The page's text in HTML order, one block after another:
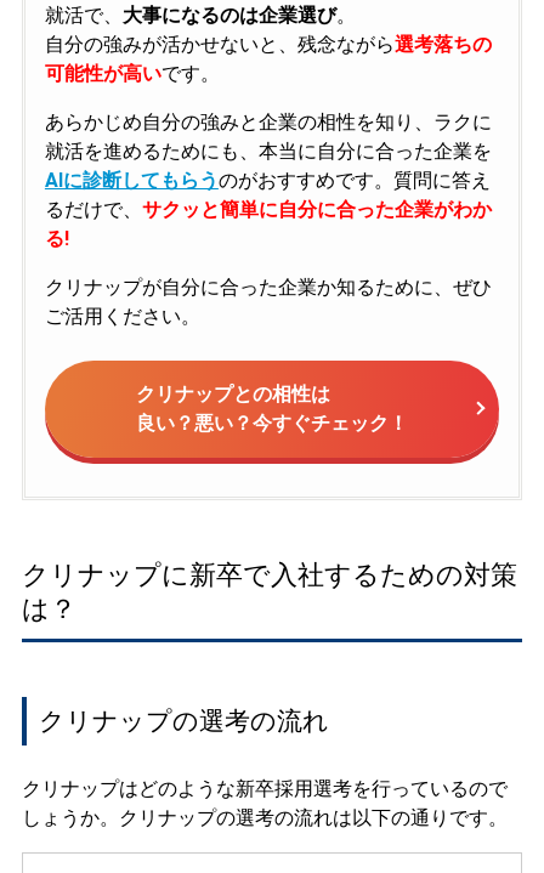
就活で、 大事になるのは企業選び。
自分の強みが活かせないと、残念ながら選考落ちの
可能性が高いです。
あらかじめ自分の強みと企業の相性を知り、ラクに
就活を進めるためにも、本当に自分に合った企業を
AIに診断してもらうのがおすすめです。質問に答え
るだけで、 サクッと簡単に自分に合った企業がわか
る!
クリナップが自分に合った企業か知るために、ぜひ
ご活用ください。
クリナップとの相性は
良い？悪い？今すぐチェック！
クリナップに新卒で入社するための対策
は？
クリナップの選考の流れ
クリナップはどのような新卒採用選考を行っているので
しょうか。クリナップの選考の流れは以下の通りです。